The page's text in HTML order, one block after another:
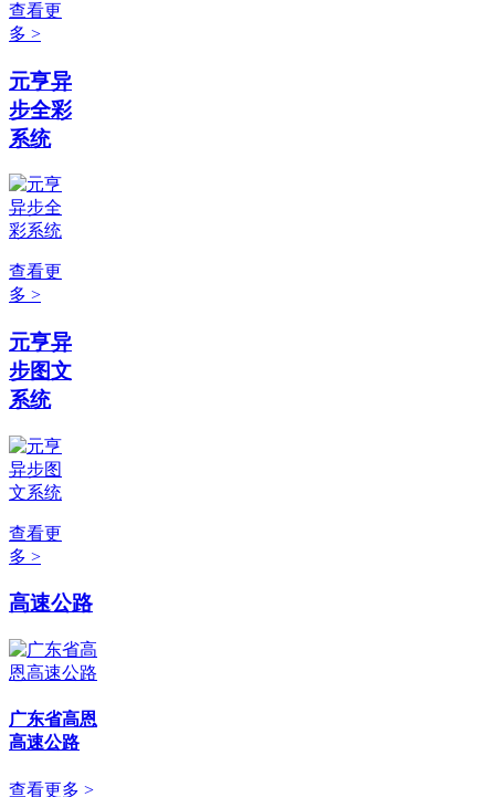
查看更
多 >
元亨异
步全彩
系统
查看更
多 >
元亨异
步图文
系统
查看更
多 >
高速公路
广东省高恩
高速公路
查看更多 >